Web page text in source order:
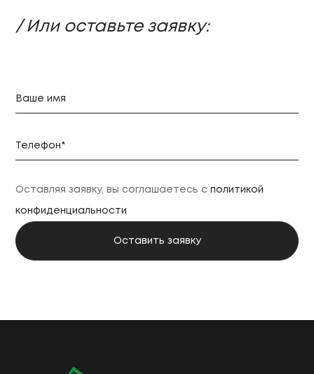
/ Или оставьте заявку:
Оставляя заявку, вы соглашаетесь сполитикой
конфиденциальности